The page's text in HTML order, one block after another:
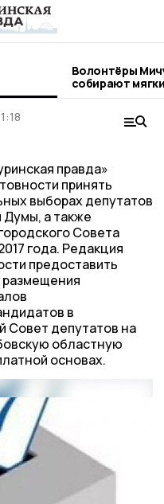
Волонтёры
собирают
бездомных
правда»
принять
выборах депутатов
Думы, а также
Совета
года. Редакция
предоставить
в
Совет депутатов на
областную
основах.